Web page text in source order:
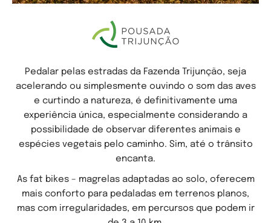
Pedalar pelas estradas da Fazenda Trijunção, seja
acelerando ou simplesmente ouvindo o som das aves
e curtindo a natureza, é definitivamente uma
experiência única, especialmente considerando a
possibilidade de observar diferentes animais e
espécies vegetais pelo caminho. Sim, até o trânsito
encanta.
As fat bikes – magrelas adaptadas ao solo, oferecem
mais conforto para pedaladas em terrenos planos,
mas com irregularidades, em percursos que podem ir